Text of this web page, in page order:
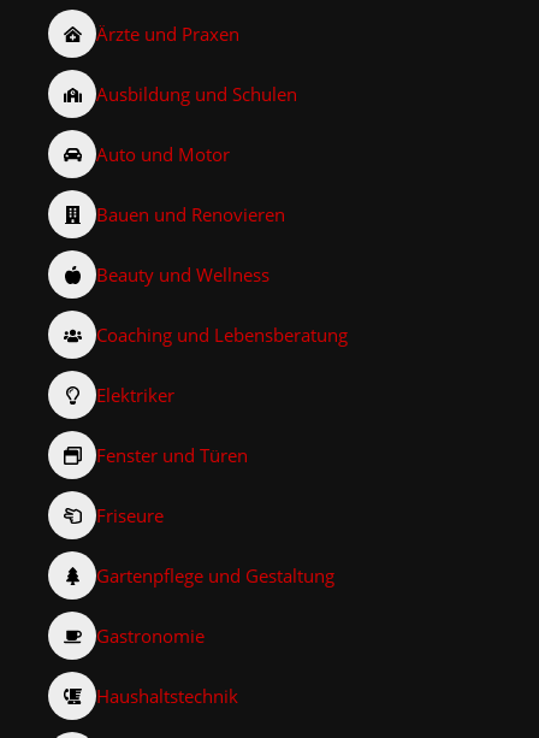
Ärzte und Praxen
Ausbildung und Schulen
Auto und Motor
Bauen und Renovieren
Beauty und Wellness
Coaching und Lebensberatung
Elektriker
Fenster und Türen
Friseure
Gartenpflege und Gestaltung
Gastronomie
Haushaltstechnik